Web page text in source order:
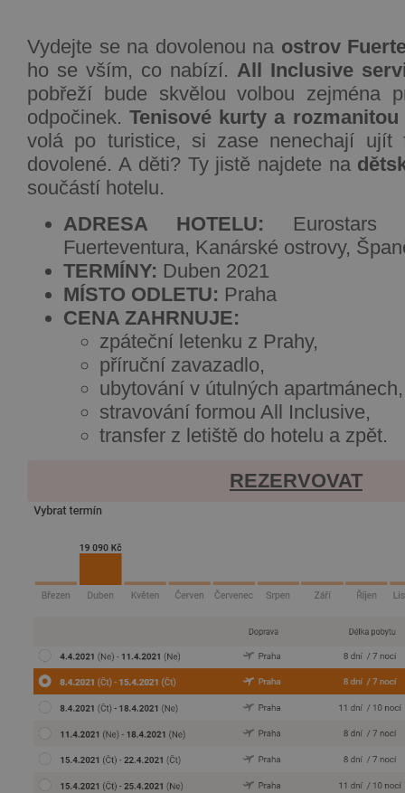
Vydejte se na dovolenou na ostrov
ho se vším, co nabízí. All Inclusive
pobřeží bude skvělou volbou zejména
odpočinek.Tenisové kurty a
volá po turistice, si zase nenechají ujít
dovolené. A děti? Ty jistě najdete na
součástí hotelu.
ADRESA HOTELU: Eurostars
Fuerteventura, Kanárské ostrovy,
TERMÍNY: Duben 2021
MÍSTO ODLETU: Praha
CENA ZAHRNUJE:
zpáteční letenku z Prahy,
příruční zavazadlo,
ubytování v útulných apartmánech,
stravování formou All Inclusive,
transfer z letiště do hotelu a zpět.
REZERVOVAT